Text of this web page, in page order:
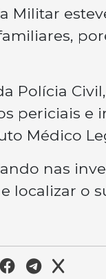
Militar
Polícia
periciais e
Médico
nas
localizar o